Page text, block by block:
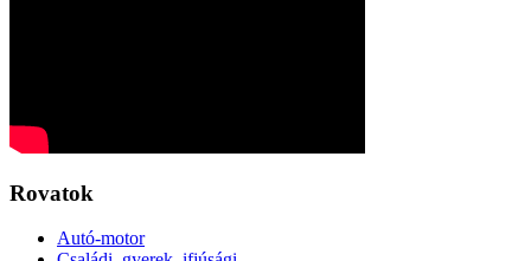
Rovatok
Autó-motor